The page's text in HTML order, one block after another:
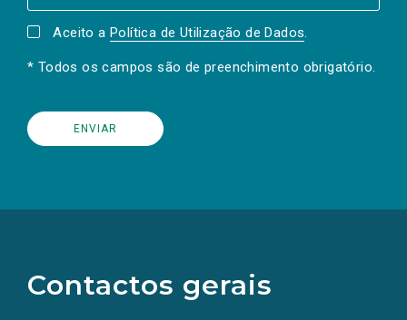
Aceito a Política de Utilização de Dados.
* Todos os campos são de preenchimento obrigatório.
Contactos gerais
redes
sociais